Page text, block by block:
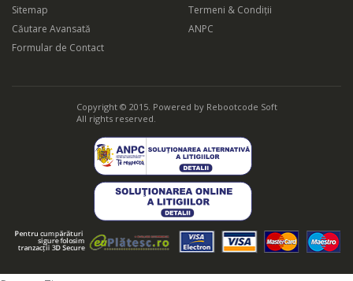
Sitemap
Căutare Avansată
Formular de Contact
Termeni & Condiții
ANPC
Copyright © 2015. Powered by Rebootcode Soft
All rights reserved.